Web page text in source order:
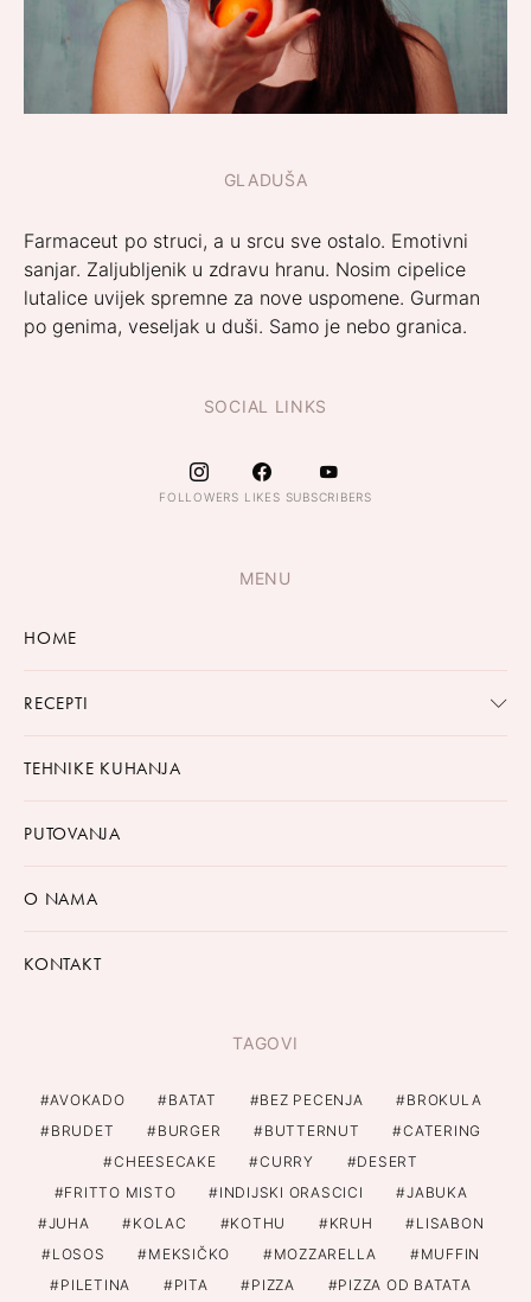
GLADUŠA
Farmaceut po struci, a u srcu sve ostalo. Emotivni
sanjar. Zaljubljenik u zdravu hranu. Nosim cipelice
lutalice uvijek spremne za nove uspomene. Gurman
po genima, veseljak u duši. Samo je nebo granica.
SOCIAL LINKS
FOLLOWERS LIKES SUBSCRIBERS
MENU
HOME
RECEPTI
TEHNIKE KUHANJA
PUTOVANJA
O NAMA
KONTAKT
TAGOVI
AVOKADO BATAT BEZ PECENJA
BROKULA
BRUDET
BURGER BUTTERNUT
CATERING
CHEESECAKE
CURRY
DESERT
FRITTO MISTO
INDIJSKI ORASCICI
JABUKA
JUHA
KOLAC KOTHU KRUH
LISABON
LOSOS
MEKSIČKO MOZZARELLA
MUFFIN
PILETINA
PITA PIZZA
PIZZA OD BATATA